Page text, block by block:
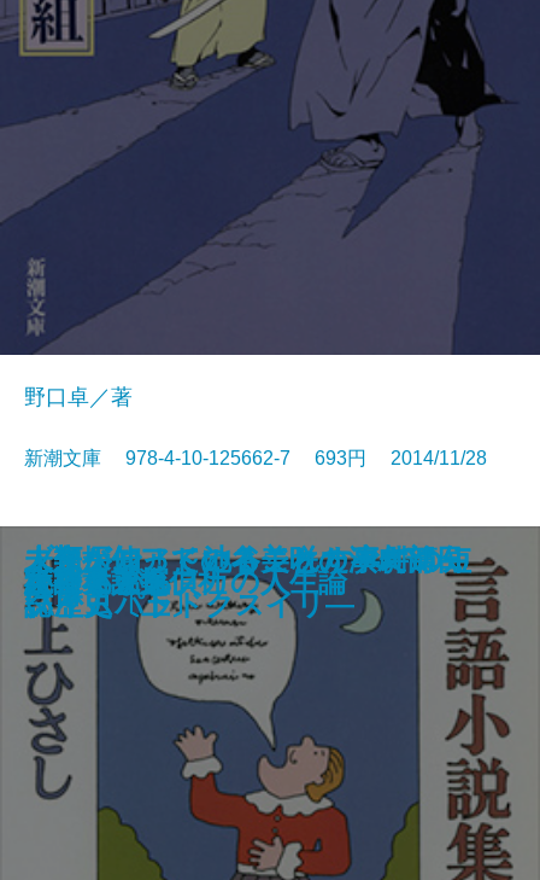
ここで死神から残念なお知らせで
す。
ひとつ火の粉の雪の中
飛ぶ教室
賢者の贈りもの―O・ヘンリー傑
作選I―
わたしがいなかった街で
烈しい生と美しい死を
立ち止まる才能―創造と想像の世
界―
母さんの「あおいくま」
オオカミの護符
隠れ蓑―北町奉行所朽木組―
野口卓／著
新潮文庫 978-4-10-125662-7 693円 2014/11/28
言語小説集
ひなこまち
えどさがし
人類が知っていることすべての短
い歴史〔上〕
人類が知っていることすべての短
い歴史〔下〕
小公女
絶望名人カフカの人生論
未来探偵アドのネジれた事件簿―
タイムパラドクスイリ―
ブタカン！～池谷美咲の演劇部日
誌～
大神兄弟探偵社